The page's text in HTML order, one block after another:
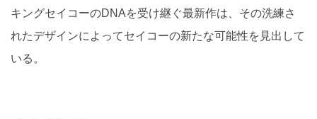
キングセイコーのDNAを受け継ぐ最新作は、その洗練さ
れたデザインによってセイコーの新たな可能性を見出して
いる。